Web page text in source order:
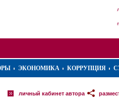
ЭКОНОМИКА КОРРУПЦИЯ
личный кабинет автора